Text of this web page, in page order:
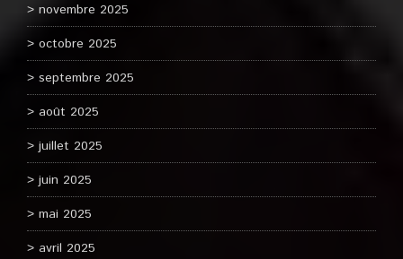
novembre 2025
octobre 2025
septembre 2025
août 2025
juillet 2025
juin 2025
mai 2025
avril 2025